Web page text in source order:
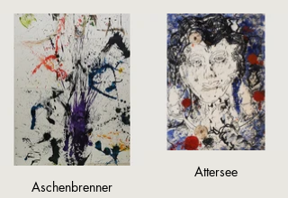
Aschenbrenner
Attersee